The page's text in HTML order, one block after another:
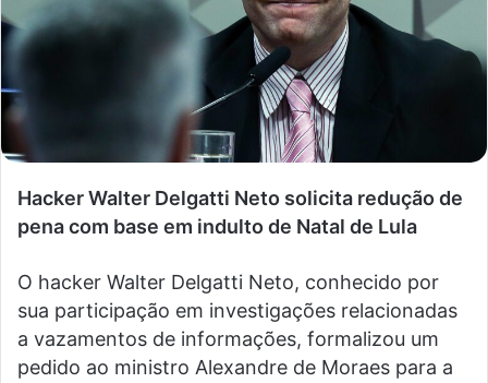
Hacker Walter Delgatti Neto solicita redução de
pena com base em indulto de Natal de Lula
O hacker Walter Delgatti Neto, conhecido por
sua participação em investigações relacionadas
a vazamentos de informações, formalizou um
pedido ao ministro Alexandre de Moraes para a